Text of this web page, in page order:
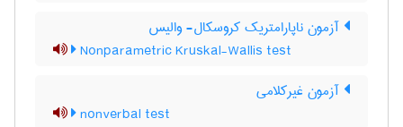
آزمون ناپارامتریک کروسکال- والیس
Nonparametric Kruskal-Wallis test
آزمون غیرکلامی
nonverbal test